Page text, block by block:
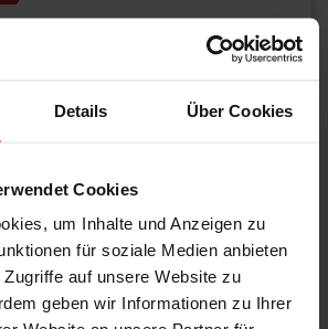
Details Über Cookies
Cookies
um Inhalte und Anzeigen zu
für soziale Medien anbieten
auf unsere Website zu
geben wir Informationen zu Ihrer
/ hybrid